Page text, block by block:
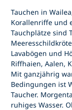
Tauchen in
Korallenriffe und
Tauchplätze sind
Lavabögen und
Riffhaien, Aalen,
Mit ganzjährig
Bedingungen ist
Taucher.
ruhiges Wasser.